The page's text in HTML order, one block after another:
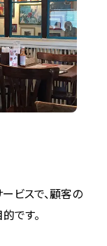
ビスで、顧客の
です。